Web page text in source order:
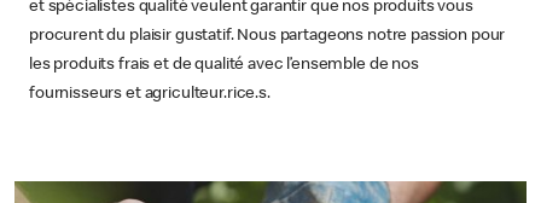
et spécialistes qualité veulent garantir que nos produits vous
procurent du plaisir gustatif. Nous partageons notre passion pour
les produits frais et de qualité avec l’ensemble de nos
fournisseurs et agriculteur.rice.s.